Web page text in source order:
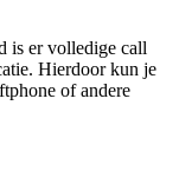
is er volledige call
Hierdoor kun je
of andere